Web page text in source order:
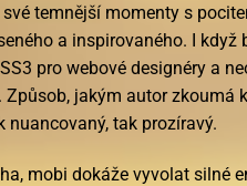
temnější momenty s
a inspirovaného. I
pro webové designéry a
Způsob, jakým autor
nuancovaný, tak prozíravý.
mobi dokáže vyvolat silné